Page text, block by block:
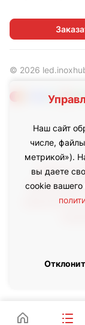
Наш сайт
числе,
метрикой»).
вы даете
cookie вашего
© 2026
Любое